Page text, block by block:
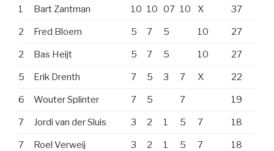
1 Bart Zantman 10 10 07 10 X 37
2 Fred Bloem 5 7 5 10 27
2 Bas Heijt 5 7 5 10 27
5 Erik Drenth 7 5 3 7 X 22
6 Wouter Splinter 7 5 7 19
7 Jordi van der Sluis 3 2 1 5 7 18
7 Roel Verweij 3 2 1 5 7 18